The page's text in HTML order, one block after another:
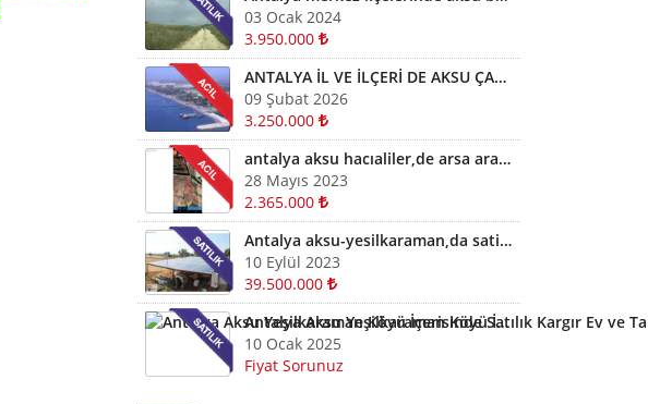
03 Ocak 2024
3.950.000
ANTALYA İL VE İLÇERİ DE AKSU ÇAMKÖYDE ARSALARINIZ AYNI GÜN NAKİTE ÇEVRİLİR
09 Şubat 2026
3.250.000
antalya aksu hacıaliler,de arsa arazi fiyatları kelepir arazi ve arsalar
28 Mayıs 2023
2.365.000
Antalya aksu-yesilkaraman,da satilik-arsa arazi kelepir
10 Eylül 2023
39.500.000
Antalya Aksu Yeşilkaraman Köyü İçerisinde Satılık Kargır Ev ve Tarla
10 Ocak 2025
Fiyat Sorunuz